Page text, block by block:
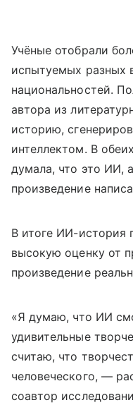
Учёные отобрали
испытуемых разных
национальностей.
автора из
историю,
интеллектом. В
думала, что это ИИ,
произведение
В итоге ИИ-история
высокую оценку от
произведение
«Я думаю, что ИИ
удивительные
считаю, что
человеческого, —
соавтор